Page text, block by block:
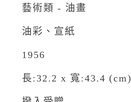
藝術類 - 油畫
油彩、宣紙
1956
長:32.2 x 寬:43.4 (cm)